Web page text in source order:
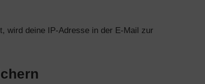
wird deine IP-Adresse in der E-Mail zur